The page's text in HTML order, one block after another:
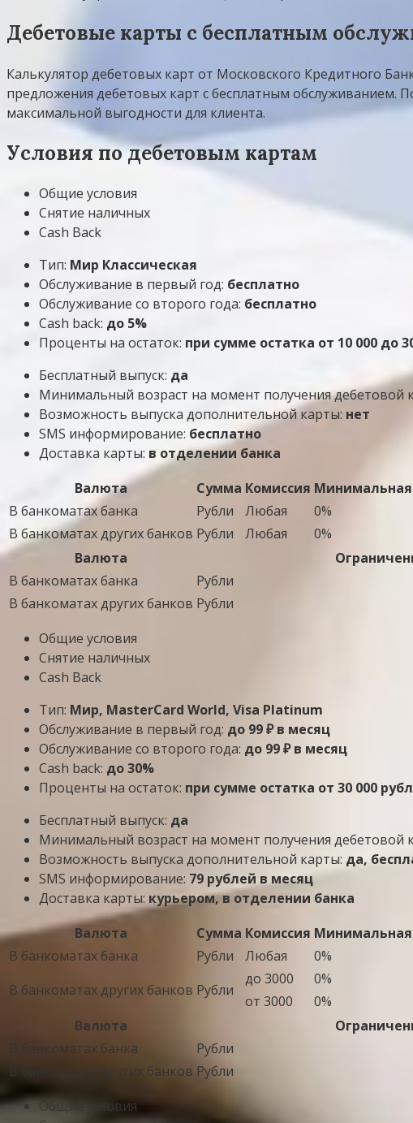
Дебетовые карты с бесплатным
Калькулятор дебетовых карт от Московского Кредитного
предложения дебетовых карт с бесплатным обслуживанием.
максимальной выгодности для клиента.
Условия по дебетовым картам
Общие условия
Снятие наличных
Cash Back
Тип: Мир Классическая
Обслуживание в первый год: бесплатно
Обслуживание со второго года: бесплатно
Cash back: до 5%
Проценты на остаток: при сумме остатка от 10 000 до
Бесплатный выпуск: да
Минимальный возраст на момент получения дебетовой
Возможность выпуска дополнительной карты: нет
SMS информирование: бесплатно
Доставка карты: в отделении банка
Валюта
Сумма Комиссия
В банкоматах банка
Рубли Любая 0%
В банкоматах других банков Рубли Любая 0%
Валюта
В банкоматах банка
Рубли
В банкоматах других банков Рубли
Общие условия
Снятие наличных
Cash Back
Тип: Мир, MasterСard World, Visa Platinum
Обслуживание в первый год: до 99 ₽ в месяц
Обслуживание со второго года: до 99 ₽ в месяц
Cash back: до 30%
Проценты на остаток: при сумме остатка от 30 000
Бесплатный выпуск: да
Минимальный возраст на момент получения дебетовой
Возможность выпуска дополнительной карты: да,
SMS информирование: 79 рублей в месяц
Доставка карты: курьером, в отделении банка
Валюта
Сумма Комиссия
В банкоматах банка
Рубли Любая 0%
В банкоматах других банков Рубли
до 3000 0%
от 3000
0%
Валюта
В банкоматах банка
Рубли
В банкоматах других банков Рубли
Общие условия